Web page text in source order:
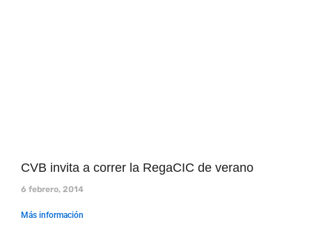
CVB invita a correr la RegaCIC de verano
6 febrero, 2014
Más información